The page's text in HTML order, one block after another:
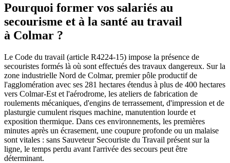
Pourquoi former vos salariés au
secourisme et à la santé au travail
à Colmar ?
Le Code du travail (article R4224-15) impose la présence de
secouristes formés là où sont effectués des travaux dangereux. Sur la
zone industrielle Nord de Colmar, premier pôle productif de
l'agglomération avec ses 281 hectares étendus à plus de 400 hectares
vers Colmar-Est et l'aérodrome, les ateliers de fabrication de
roulements mécaniques, d'engins de terrassement, d'impression et de
plasturgie cumulent risques machine, manutention lourde et
exposition thermique. Dans ces environnements, les premières
minutes après un écrasement, une coupure profonde ou un malaise
sont vitales : sans Sauveteur Secouriste du Travail présent sur la
ligne, le temps perdu avant l'arrivée des secours peut être
déterminant.